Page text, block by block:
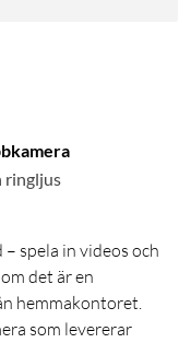
ringljus
spela in videos och
det är en
hemmakontoret.
som levererar